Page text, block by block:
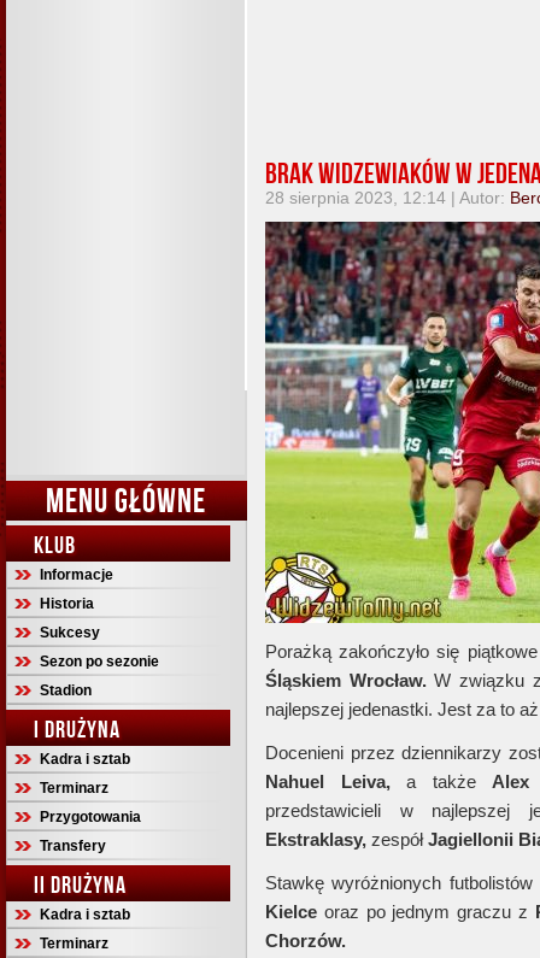
MENU GŁÓWNE
KLUB
Informacje
Historia
Sukcesy
Sezon po sezonie
Stadion
I DRUŻYNA
Kadra i sztab
Terminarz
Przygotowania
Transfery
II DRUŻYNA
Kadra i sztab
Terminarz
Brak widzewiaków w
28 sierpnia 2023, 12:14 | Autor:
Porażką zakończyło się
Śląskiem Wrocław.W związku z
najlepszej jedenastki. Jest za to
Docenieni przez dziennikarzy
Nahuel Leiva,a także Alex
przedstawicieli w najlepszej
Ekstraklasy, zespółJagiellonii
Stawkę wyróżnionych
Kielce oraz po jednym graczu z
Chorzów.